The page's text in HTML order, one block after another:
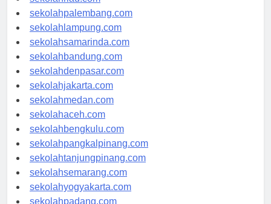
sekolahriau.com
sekolahpalembang.com
sekolahlampung.com
sekolahsamarinda.com
sekolahbandung.com
sekolahdenpasar.com
sekolahjakarta.com
sekolahmedan.com
sekolahaceh.com
sekolahbengkulu.com
sekolahpangkalpinang.com
sekolahtanjungpinang.com
sekolahsemarang.com
sekolahyogyakarta.com